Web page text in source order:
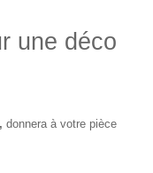
une déco
donnera à votre pièce